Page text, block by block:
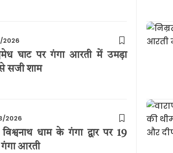
2026
घाट पर गंगा आरती में उमड़ा
सजी शाम
2026
धाम के गंगा द्वार पर 19
गंगा आरती